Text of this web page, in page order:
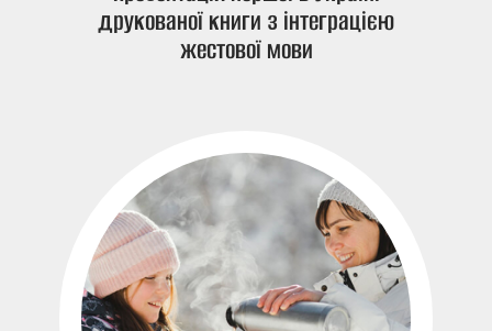
друкованої книги з інтеграцією
жестової мови